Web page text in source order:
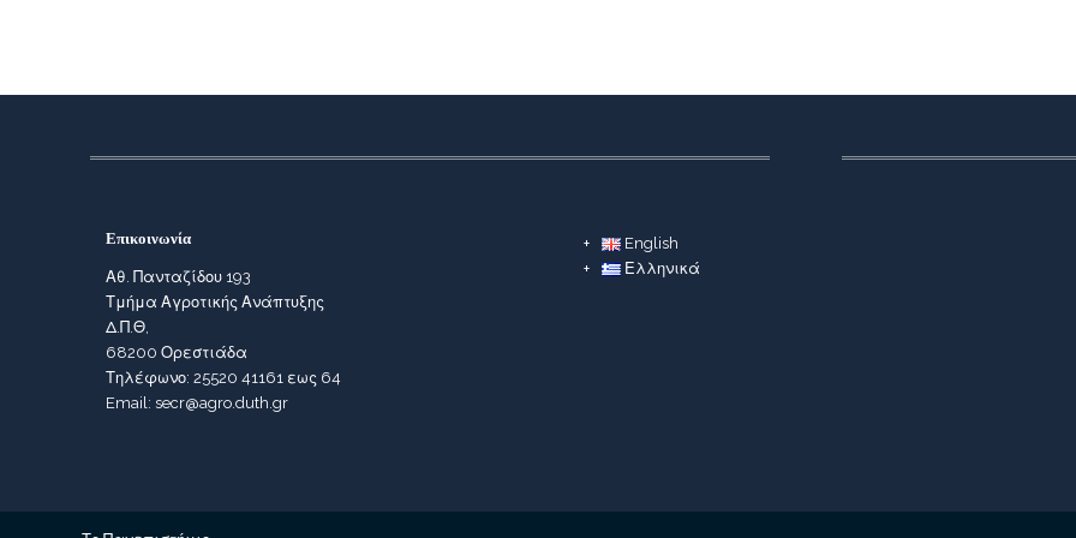
Επικοινωνία
Αθ. Πανταζίδου 193
Τμήμα Αγροτικής Ανάπτυξης
Δ.Π.Θ,
68200 Ορεστιάδα
Τηλέφωνο: 25520 41161 εως 64
Email: secr@agro.duth.gr
English
Ελληνικά